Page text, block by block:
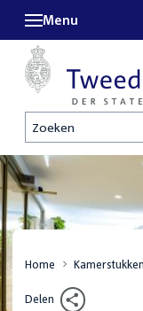
Zoeken
Menu
Home Kamerstukken
Delen